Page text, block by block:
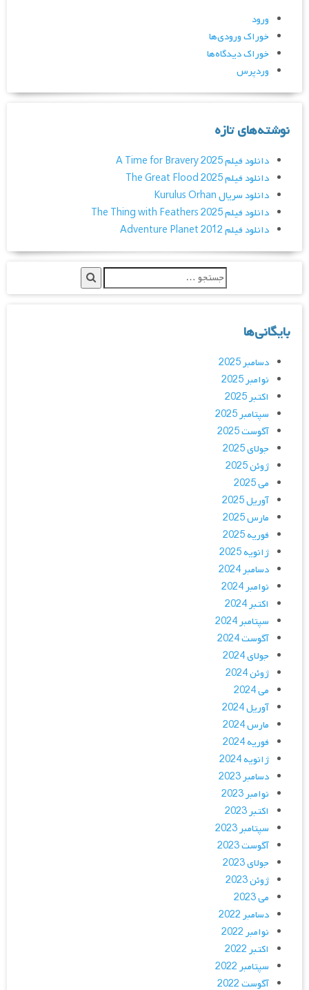
ورود
خوراک ورودی‌ها
خوراک دیدگاه‌ها
وردپرس
نوشته‌های تازه
دانلود فیلم A Time for Bravery 2025
دانلود فیلم The Great Flood 2025
دانلود سریال Kurulus Orhan
دانلود فیلم The Thing with Feathers 2025
دانلود فیلم Adventure Planet 2012
بایگانی‌ها
دسامبر 2025
نوامبر 2025
اکتبر 2025
سپتامبر 2025
آگوست 2025
جولای 2025
ژوئن 2025
می 2025
آوریل 2025
مارس 2025
فوریه 2025
ژانویه 2025
دسامبر 2024
نوامبر 2024
اکتبر 2024
سپتامبر 2024
آگوست 2024
جولای 2024
ژوئن 2024
می 2024
آوریل 2024
مارس 2024
فوریه 2024
ژانویه 2024
دسامبر 2023
نوامبر 2023
اکتبر 2023
سپتامبر 2023
آگوست 2023
جولای 2023
ژوئن 2023
می 2023
دسامبر 2022
نوامبر 2022
اکتبر 2022
سپتامبر 2022
آگوست 2022